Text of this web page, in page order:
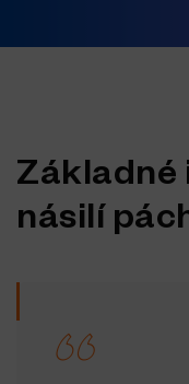
Základné
násilí